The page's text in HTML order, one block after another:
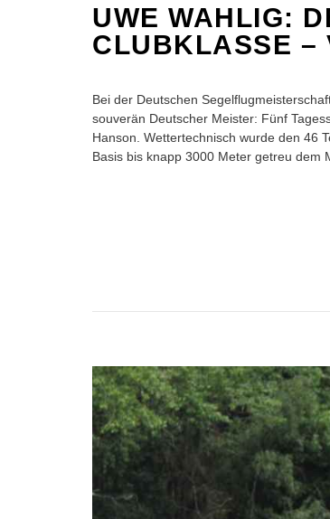
UWE WAHLIG:
CLUBKLASSE –
Bei der Deutschen
souverän Deutscher Meister: Fünf
Hanson. Wettertechnisch wurde den 46
Basis bis knapp 3000 Meter getreu dem